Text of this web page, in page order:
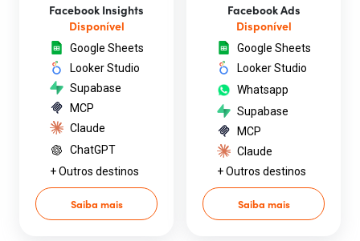
Facebook Insights
Disponível
Google Sheets
Looker Studio
Supabase
MCP
Claude
ChatGPT
+ Outros destinos
Saiba mais
Facebook Ads
Disponível
Google Sheets
Looker Studio
Whatsapp
Supabase
MCP
Claude
+ Outros destinos
Saiba mais